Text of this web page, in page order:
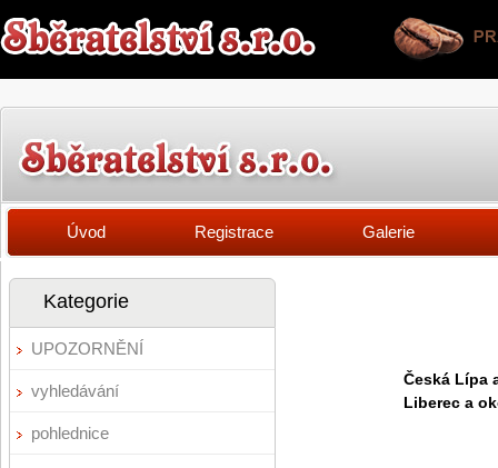
Úvod Registrace Galerie
Kategorie
UPOZORNĚNÍ
vyhledávání
pohlednice
Česká Lípa
Liberec a